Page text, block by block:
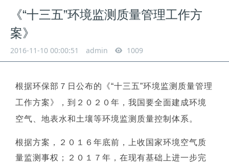
《“十三五”环境监测质量管理工作方
案》
2016-11-10 00:00:51 admin 1009
根据环保部７日公布的《“十三五”环境监测质量管理
工作方案》，到２０２０年，我国要全面建成环境
空气、地表水和土壤等环境监测质量控制体系。
根据方案，２０１６年底前，上收国家环境空气质
量监测事权；２０１７年，在现有基础上进一步完